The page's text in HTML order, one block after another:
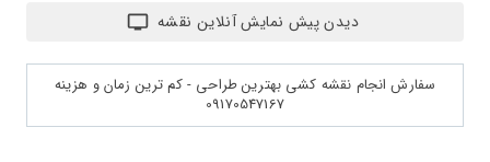
دیدن پیش نمایش آنلاین نقشه
سفارش انجام نقشه کشی بهترین طراحی - کم ترین زمان و هزینه
09170547167